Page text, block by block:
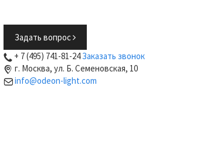
Задать вопрос
+ 7 (495) 741-81-24Заказать звонок
г. Москва, ул. Б. Семеновская, 10
info@odeon-light.com